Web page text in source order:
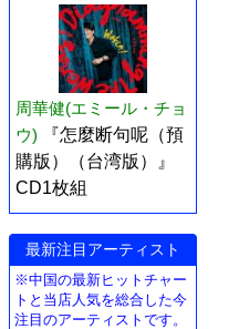
周華健(エミール・チョ
ウ)
『怎麼断句呢（預
購版）（台湾版）』
CD1枚組
最新注目アーティスト
※中国の最新ヒットチャー
トと当店人気を総合した今
注目のアーティストです。